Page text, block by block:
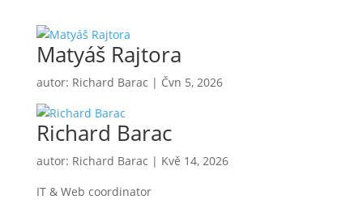
Matyáš Rajtora
autor: Richard Barac | Čvn 5, 2026
Richard Barac
autor: Richard Barac | Kvě 14, 2026
IT & Web coordinator